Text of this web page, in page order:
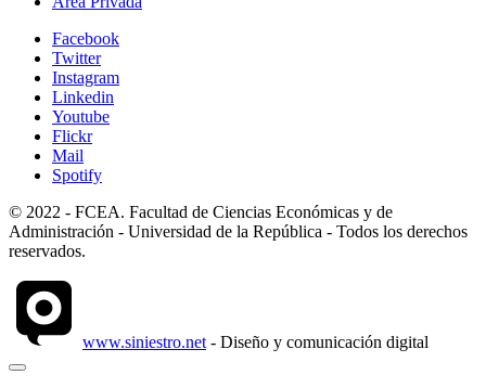
Facebook
Twitter
Instagram
Linkedin
Youtube
Flickr
Mail
Spotify
© 2022 - FCEA. Facultad de Ciencias Económicas y de
Administración - Universidad de la República - Todos los derechos
reservados.
www.siniestro.net - Diseño y comunicación digital